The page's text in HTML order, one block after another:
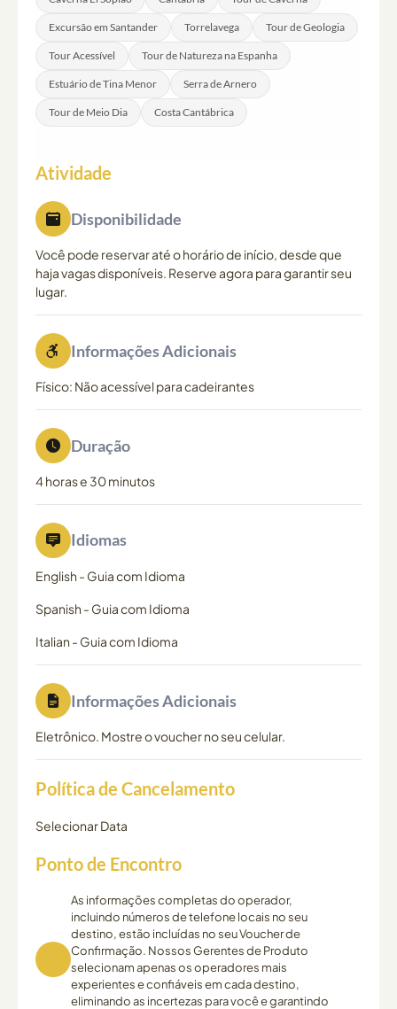
Excursão em Santander Torrelavega Tour de Geologia
Tour Acessível Tour de Natureza na Espanha
Estuário de Tina Menor Serra de Arnero
Tour de Meio Dia Costa Cantábrica
Atividade
Disponibilidade
Você pode reservar até o horário de início, desde que
haja vagas disponíveis. Reserve agora para garantir seu
lugar.
Informações Adicionais
Físico: Não acessível para cadeirantes
Duração
4 horas e 30 minutos
Idiomas
English - Guia com Idioma
Spanish - Guia com Idioma
Italian - Guia com Idioma
Informações Adicionais
Eletrônico. Mostre o voucher no seu celular.
Política de Cancelamento
Selecionar Data
Ponto de Encontro
As informações completas do operador,
incluindo números de telefone locais no seu
destino, estão incluídas no seu Voucher de
Confirmação. Nossos Gerentes de Produto
selecionam apenas os operadores mais
experientes e confiáveis em cada destino,
eliminando as incertezas para você e garantindo